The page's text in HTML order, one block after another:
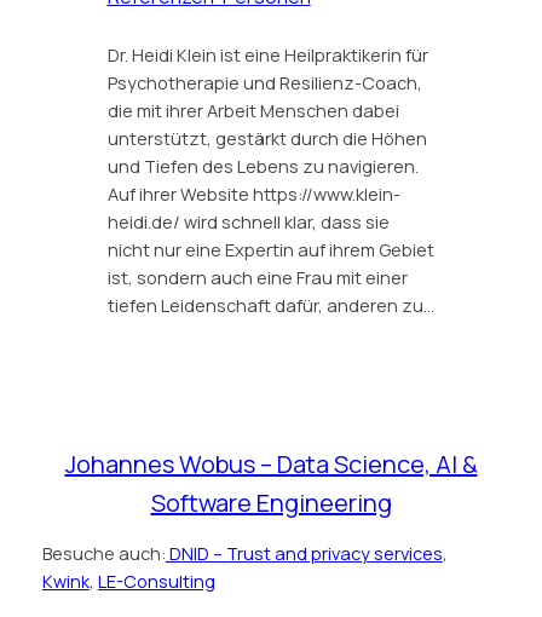
Dr. Heidi Klein ist eine Heilpraktikerin für
Psychotherapie und Resilienz-Coach,
die mit ihrer Arbeit Menschen dabei
unterstützt, gestärkt durch die Höhen
und Tiefen des Lebens zu navigieren.
Auf ihrer Website https://www.klein-
heidi.de/ wird schnell klar, dass sie
nicht nur eine Expertin auf ihrem Gebiet
ist, sondern auch eine Frau mit einer
tiefen Leidenschaft dafür, anderen zu…
Johannes Wobus – Data Science, AI &
Software Engineering
Besuche auch: DNID – Trust and privacy services,
Kwink, LE-Consulting